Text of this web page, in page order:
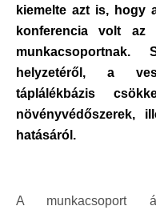
kiemelte azt is, hogy
konferencia volt az
helyzetéről, a
táplálékbázis
növényvédőszerek,
hatásáról.
A munkacsoport